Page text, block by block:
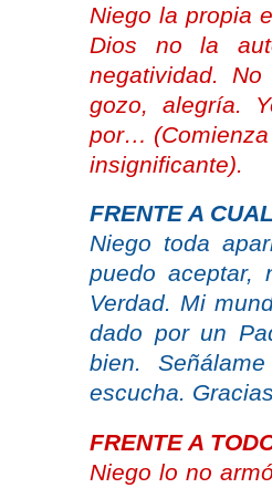
Niego la propia
Dios no la
negatividad.
gozo, alegría.
por… (Comienza
insignificante).
FRENTE A
Niego toda
puedo
Verdad. Mi
dado por un
bien.
escucha.
FRENTE A
Niego lo no